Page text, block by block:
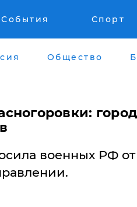
События Спорт
Общество
город
военных РФ от